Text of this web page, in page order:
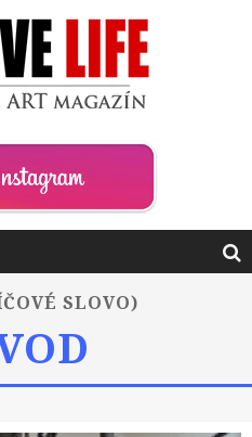
SLOVO)